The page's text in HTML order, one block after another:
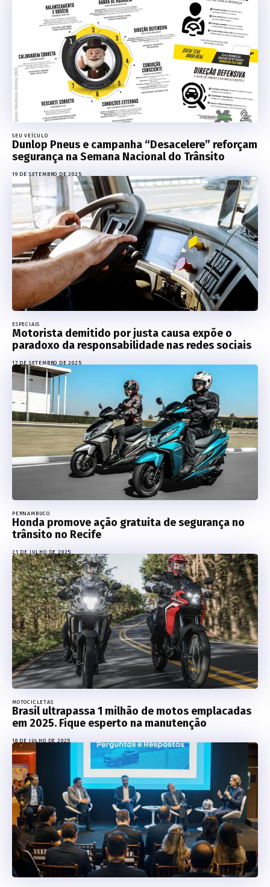
SEU VEÍCULO
Dunlop Pneus e campanha “Desacelere” reforçam
segurança na Semana Nacional do Trânsito
19 DE SETEMBRO DE 2025
ESPECIAIS
Motorista demitido por justa causa expõe o
paradoxo da responsabilidade nas redes sociais
17 DE SETEMBRO DE 2025
PERNAMBUCO
Honda promove ação gratuita de segurança no
trânsito no Recife
21 DE JULHO DE 2025
MOTOCICLETAS
Brasil ultrapassa 1 milhão de motos emplacadas
em 2025. Fique esperto na manutenção
18 DE JULHO DE 2025